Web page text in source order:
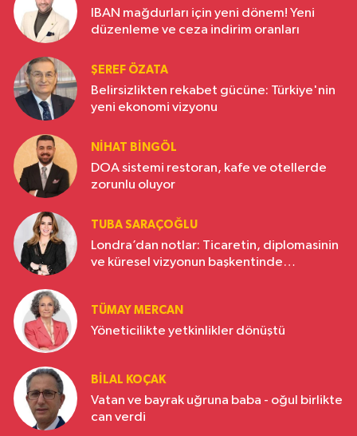
IBAN mağdurları için yeni dönem! Yeni
düzenleme ve ceza indirim oranları
ŞEREF ÖZATA
Belirsizlikten rekabet gücüne: Türkiye'nin
yeni ekonomi vizyonu
NIHAT BINGÖL
DOA sistemi restoran, kafe ve otellerde
zorunlu oluyor
TUBA SARAÇOĞLU
Londra’dan notlar: Ticaretin, diplomasinin
ve küresel vizyonun başkentinde
TÜMAY MERCAN
Yöneticilikte yetkinlikler dönüştü
BILAL KOÇAK
Vatan ve bayrak uğruna baba - oğul birlikte
can verdi